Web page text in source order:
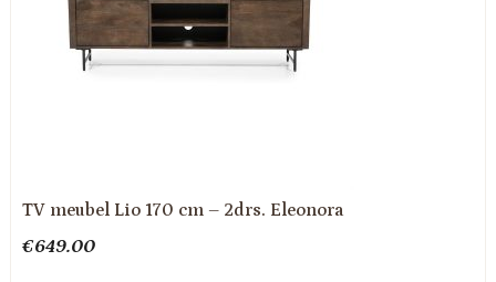
TV meubel Lio 170 cm – 2drs. Eleonora
€649.00